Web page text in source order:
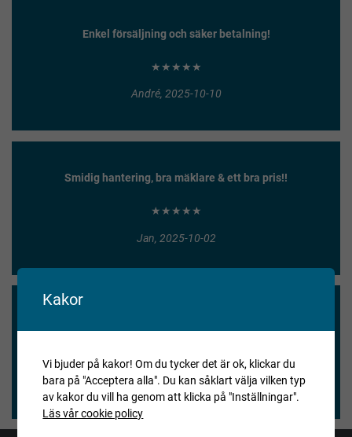
Enkel försäljning och säker betalning!
★★★★★
André, 2025-10-10
Smidig hantering, bra mäklare & ett bra pris!!
★★★★★
Jan, 2025-10-02
Henry Vitlycke Museum, 2025-04-15
Kakor
Vi bjuder på kakor! Om du tycker det är ok, klickar du
bara på "Acceptera alla". Du kan såklart välja vilken typ
av kakor du vill ha genom att klicka på "Inställningar".
Läs vår cookie policy